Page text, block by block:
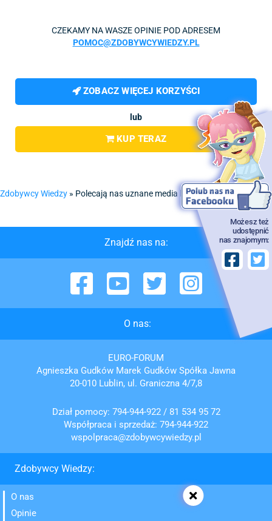
Możesz też
udostępnić
nas znajomym:
CZEKAMY NA WASZE OPINIE POD ADRESEM
POMOC@ZDOBYWCYWIEDZY.PL
ZOBACZ WIĘCEJ KORZYŚCI
lub
KUP TERAZ
Zdobywcy Wiedzy » Polecają nas uznane media branżowe
Znajdź nas na:
Facebook YouTube Twitter Instagram
O nas:
EURO-FORUM
Agnieszka Gudków Marek Gudków Spółka Jawna
20-010 Lublin, ul. Graniczna 4/7,8
Dział pomocy: 794-944-922/ 81 534 95 72
Współpraca i sprzedaż: 794-944-922
wspolpraca@zdobywcywiedzy.pl
Zdobywcy Wiedzy:
O nas
Opinie